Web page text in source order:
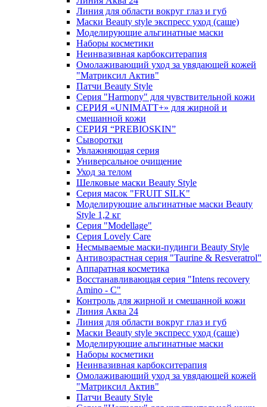
Линия для области вокруг глаз и губ
Маски Beauty style экспресс уход (саше)
Моделирующие альгинатные маски
Наборы косметики
Неинвазивная карбокситерапия
Омолаживающий уход за увядающей кожей
"Матриксил Актив"
Патчи Beauty Style
Серия "Harmony" для чувствительной кожи
СЕРИЯ «UNIMATT+» для жирной и
смешанной кожи
СЕРИЯ “PREBIOSKIN”
Сыворотки
Увлажняющая серия
Универсальное очищение
Уход за телом
Шелковые маски Beauty Style
Серия масок "FRUIT SILK"
Моделирующие альгинатные маски Beauty
Style 1,2 кг
Серия "Modellage"
Cерия Lovely Care
Несмываемые маски-пудинги Beauty Style
Антивозрастная серия "Taurine & Resveratrol"
Аппаратная косметика
Восстанавливающая серия "Intens recovery
Amino - C"
Контроль для жирной и смешанной кожи
Линия Аква 24
Линия для области вокруг глаз и губ
Маски Beauty style экспресс уход (саше)
Моделирующие альгинатные маски
Наборы косметики
Неинвазивная карбокситерапия
Омолаживающий уход за увядающей кожей
"Матриксил Актив"
Патчи Beauty Style